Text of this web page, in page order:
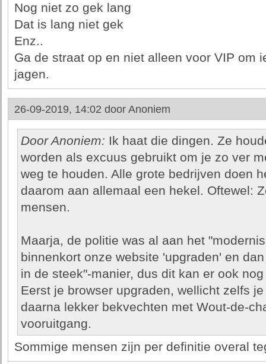
Nog niet zo gek lang
Dat is lang niet gek
Enz..
Ga de straat op en niet alleen voor VIP om
jagen.
26-09-2019, 14:02 door Anoniem
Door Anoniem: Ik haat die dingen. Ze
worden als excuus gebruikt om je zo ver
weg te houden. Alle grote bedrijven doen
daarom aan allemaal een hekel. Oftewel:
mensen.
Maarja, de politie was al aan het
binnenkort onze website 'upgraden' en
in de steek"-manier, dus dit kan er ook
Eerst je browser upgraden, wellicht zelfs
daarna lekker bekvechten met Wout-de-
vooruitgang.
Sommige mensen zijn per definitie overal